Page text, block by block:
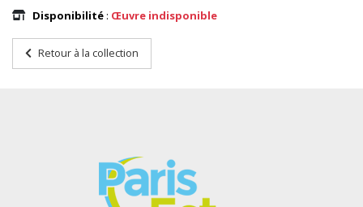
Disponibilité : Œuvre indisponible
Retour à la collection